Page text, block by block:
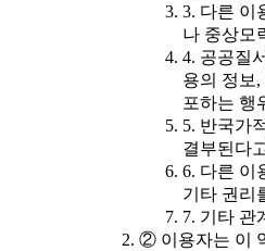
3. 다른 이
나 중상모
4. 공공질
용의 정보
포하는 행
5. 반국가
결부된다
6. 다른 이
기타 권리
7. 기타 관
② 이용자는 이